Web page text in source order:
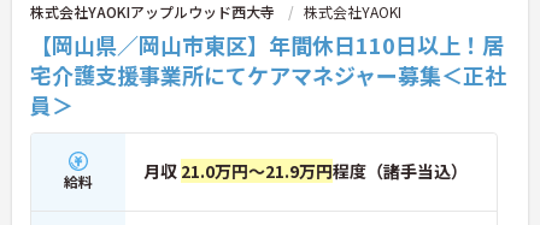
株式会社YAOKIアップルウッド西大寺 株式会社YAOKI
【岡山県／岡山市東区】年間休日110日以上！居
宅介護支援事業所にてケアマネジャー募集＜正社
員＞
給料 月収 21.0万円～21.9万円程度（諸手当込）